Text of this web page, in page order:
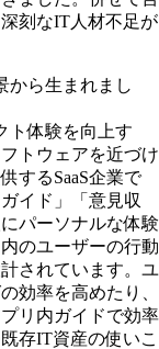
刻なIT人材不足が
から生まれまし
ト体験を向上す
トウェアを近づけ
するSaaS企業で
イド」「意見収
パーソナルな体験
のユーザーの行動
されています。ユ
効率を高めたり、
リ内ガイドで効率
存IT資産の使いこ